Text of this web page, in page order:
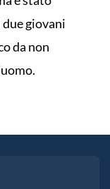
giovani
da non